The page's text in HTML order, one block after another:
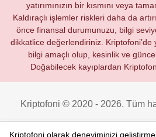
yatırımınızın bir kısmını veya
Kaldıraçlı işlemler riskleri daha da
önce finansal durumunuzu, bilgi
dikkatlice değerlendiriniz.
bilgi amaçlı olup, kesinlik ve
Doğabilecek kayıplardan
Kriptofoni © 2020 - 2026. Tüm
Kriptofoni olarak deneyiminizi